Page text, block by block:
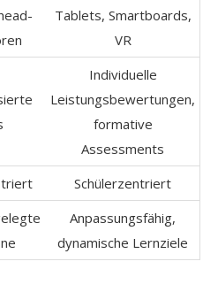
Tablets, Smartboards,
VR
Individuelle
Leistungsbewertungen,
formative
Assessments
Schülerzentriert
Anpassungsfähig,
dynamische Lernziele